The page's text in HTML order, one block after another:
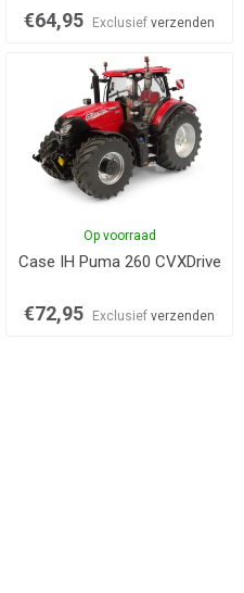
€64,95 Exclusiefverzenden
Op voorraad
Case IH Puma 260 CVXDrive
€72,95 Exclusiefverzenden